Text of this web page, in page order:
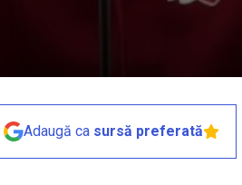
Adaugă ca sursă preferată